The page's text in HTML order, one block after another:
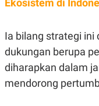
S
D
A
T
A
A
S
K
O
L
I
Ia bilang strategi ini
dukungan berupa
diharapkan dalam
mendorong